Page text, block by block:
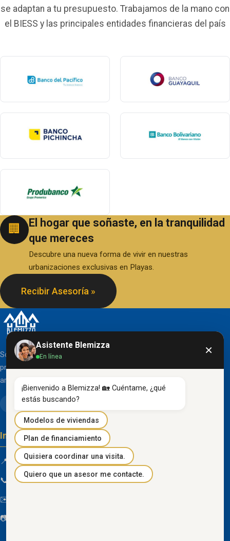
se adaptan a tu presupuesto. Trabajamos de la mano con
el BIESS y las principales entidades financieras del país
🏢
El hogar que soñaste, en la tranquilidad
que mereces
Descubre una nueva forma de vivir en nuestras
urbanizaciones exclusivas en Playas.
Recibir Asesoría »
Somos una organización líder en el desarrollo de
proyectos inmobiliarios que destacan por su diseño
arquitectónico clásico y acabados de primera línea.
Información de contacto
📍 Km 85 Vía Progreso, Playas, Guayas, Ecuador
📞 096 934 4318
✉️
📷
Asistente Blemizza
En línea ×
¡Bienvenido a Blemizza! 🏡 Cuéntame, ¿qué
estás buscando?
Modelos de viviendas
Plan de financiamiento
Quisiera coordinar una visita.
Quiero que un asesor me contacte.